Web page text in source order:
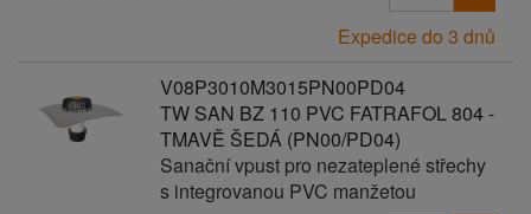
Expedice do 3 dnů
V08P3010M3015PN00PD04
TW SAN BZ 110 PVC FATRAFOL 804 -
TMAVĚ ŠEDÁ (PN00/PD04)
Sanační vpust pro nezateplené střechy
s integrovanou PVC manžetou